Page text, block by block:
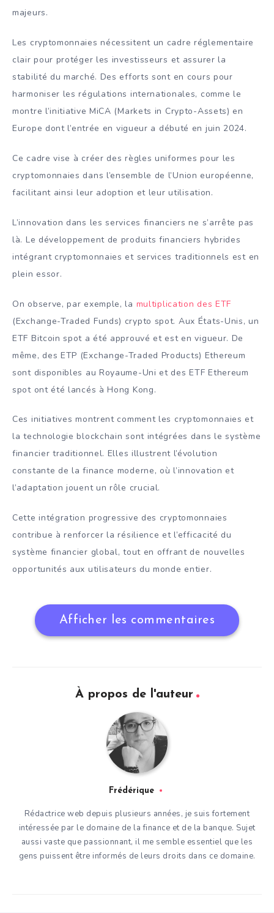
majeurs.
Les cryptomonnaies nécessitent un cadre réglementaire
clair pour protéger les investisseurs et assurer la
stabilité du marché. Des efforts sont en cours pour
harmoniser les régulations internationales, comme le
montre l’initiative MiCA (Markets in Crypto-Assets) en
Europe dont l’entrée en vigueur a débuté en juin 2024.
Ce cadre vise à créer des règles uniformes pour les
cryptomonnaies dans l’ensemble de l’Union européenne,
facilitant ainsi leur adoption et leur utilisation.
L’innovation dans les services financiers ne s’arrête pas
là. Le développement de produits financiers hybrides
intégrant cryptomonnaies et services traditionnels est en
plein essor.
On observe, par exemple, la multiplication des ETF
(Exchange-Traded Funds) crypto spot. Aux États-Unis, un
ETF Bitcoin spot a été approuvé et est en vigueur. De
même, des ETP (Exchange-Traded Products) Ethereum
sont disponibles au Royaume-Uni et des ETF Ethereum
spot ont été lancés à Hong Kong.
Ces initiatives montrent comment les cryptomonnaies et
la technologie blockchain sont intégrées dans le système
financier traditionnel. Elles illustrent l’évolution
constante de la finance moderne, où l’innovation et
l’adaptation jouent un rôle crucial.
Cette intégration progressive des cryptomonnaies
contribue à renforcer la résilience et l’efficacité du
système financier global, tout en offrant de nouvelles
opportunités aux utilisateurs du monde entier.
Afficher les commentaires
À propos de l'auteur
Frédérique
Rédactrice web depuis plusieurs années, je suis fortement
intéressée par le domaine de la finance et de la banque. Sujet
aussi vaste que passionnant, il me semble essentiel que les
gens puissent être informés de leurs droits dans ce domaine.